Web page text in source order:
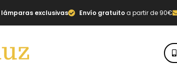
lámparas exclusivas Envío gratuitoa partir de 90€